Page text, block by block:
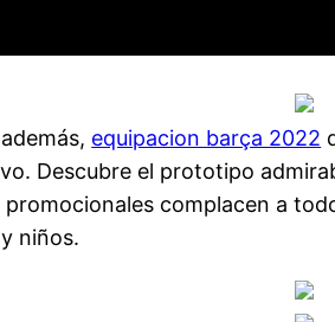
equipacion barça 2022
Descubre el prototipo
complacen a
niños.